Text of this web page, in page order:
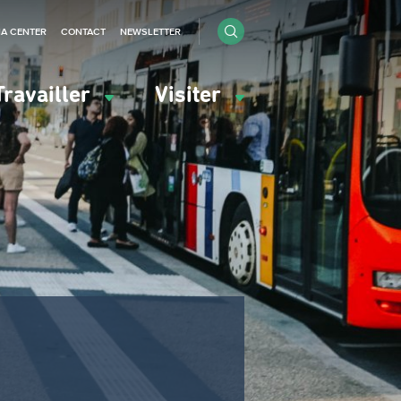
Visiter
CENTER CONTACT NEWSLETTER